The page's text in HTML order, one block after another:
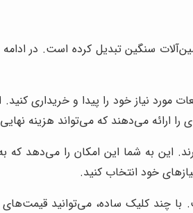
سنگین تبدیل کرده است. در
مورد نیاز خود را پیدا و خریداری
را ارائه می‌دهند که می‌تواند هزینه
این به شما این امکان را می‌دهد که
خود انتخاب کنید.
با چند کلیک ساده، می‌توانید